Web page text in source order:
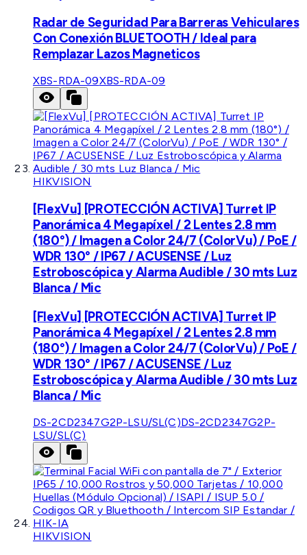
Radar de Seguridad Para Barreras Vehiculares
Con Conexión BLUETOOTH / Ideal para
Remplazar Lazos Magneticos
XBS-RDA-09XBS-RDA-09
HIKVISION
[FlexVu] [PROTECCIÓN ACTIVA] Turret IP
Panorámica 4 Megapíxel / 2 Lentes 2.8 mm
(180°) / Imagen a Color 24/7 (ColorVu) / PoE /
WDR 130° / IP67 / ACUSENSE / Luz
Estroboscópica y Alarma Audible / 30 mts Luz
Blanca / Mic
[FlexVu] [PROTECCIÓN ACTIVA] Turret IP
Panorámica 4 Megapíxel / 2 Lentes 2.8 mm
(180°) / Imagen a Color 24/7 (ColorVu) / PoE /
WDR 130° / IP67 / ACUSENSE / Luz
Estroboscópica y Alarma Audible / 30 mts Luz
Blanca / Mic
DS-2CD2347G2P-LSU/SL(C)DS-2CD2347G2P-
LSU/SL(C)
HIKVISION